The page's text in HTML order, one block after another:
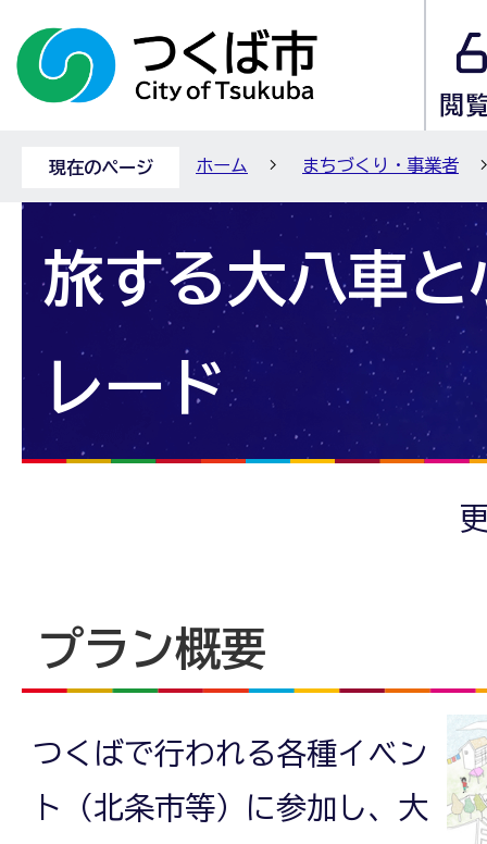
現在のページ ホーム まちづくり・事業者
旅する大八車と
レード
プラン概要
つくばで行われる各種イベン
ト（北条市等）に参加し、大